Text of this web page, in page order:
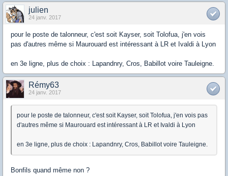
julien
24 janv. 2017
pour le poste de talonneur, c'est soit Kayser, soit Tolofua, j'en vois
pas d'autres même si Maurouard est intéressant à LR et Ivaldi à Lyon
en 3e ligne, plus de choix : Lapandnry, Cros, Babillot voire Tauleigne.
Rémy63
24 janv. 2017
pour le poste de talonneur, c'est soit Kayser, soit Tolofua, j'en vois pas
d'autres même si Maurouard est intéressant à LR et Ivaldi à Lyon
en 3e ligne, plus de choix : Lapandnry, Cros, Babillot voire Tauleigne.
Bonfils quand même non ?